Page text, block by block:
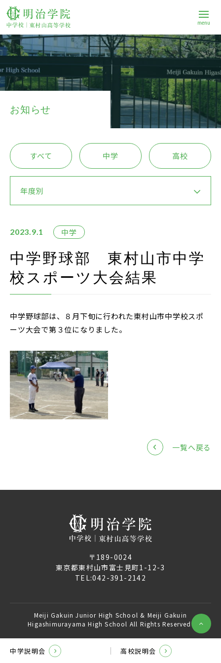
menu
学校案内
中学校
進路
Q&A
在校生・保護者の方
お問い合わせ
アクセス
採用情報
リンク
個人情報保護方針
ソーシャルメディアポリシー
高校説明会
閉じる
お知らせ
すべて 中学 高校
年度別
2023.9.1 中学
中学野球部 東村山市中学
校スポーツ大会結果
中学野球部は、８月下旬に行われた東村山市中学校スポ
ーツ大会で第３位になりました。
一覧へ戻る
〒189-0024
東京都東村山市富士見町1-12-3
TEL:042-391-2142
Meiji Gakuin Junior High School & Meiji Gakuin
Higashimurayama High School All Rights Reserved.
中学説明会 高校説明会